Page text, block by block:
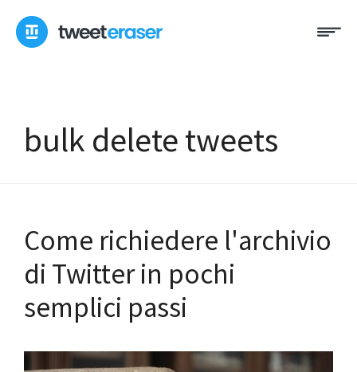
content
bulk delete tweets
Come richiedere l'archivio
di Twitter in pochi
semplici passi